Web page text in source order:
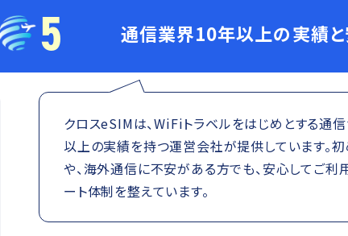
5 通信業界10年以上の実績と
クロスeSIMは、WiFiトラベルをはじめとする通
以上の実績を持つ運営会社が提供しています。
や、海外通信に不安がある方でも、安心してご利
ート体制を整えています。